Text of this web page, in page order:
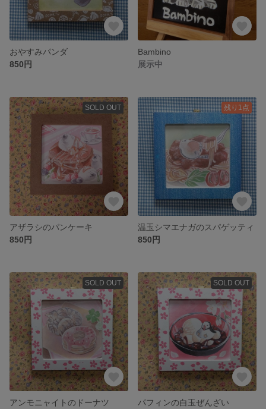
おやすみパンダ
850円
Bambino
展示中
SOLD OUT
アザラシのパンケーキ
850円
残り1点
温玉シマエナガのスパゲッティ
850円
SOLD OUT
アンモニャイトのドーナツ
SOLD OUT
パフィンの白玉ぜんざい